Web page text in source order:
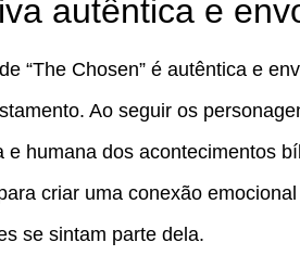
autêntica e
“The Chosen” é autêntica e
Ao seguir os
e humana dos acontecimentos
criar uma conexão
se sintam parte dela.